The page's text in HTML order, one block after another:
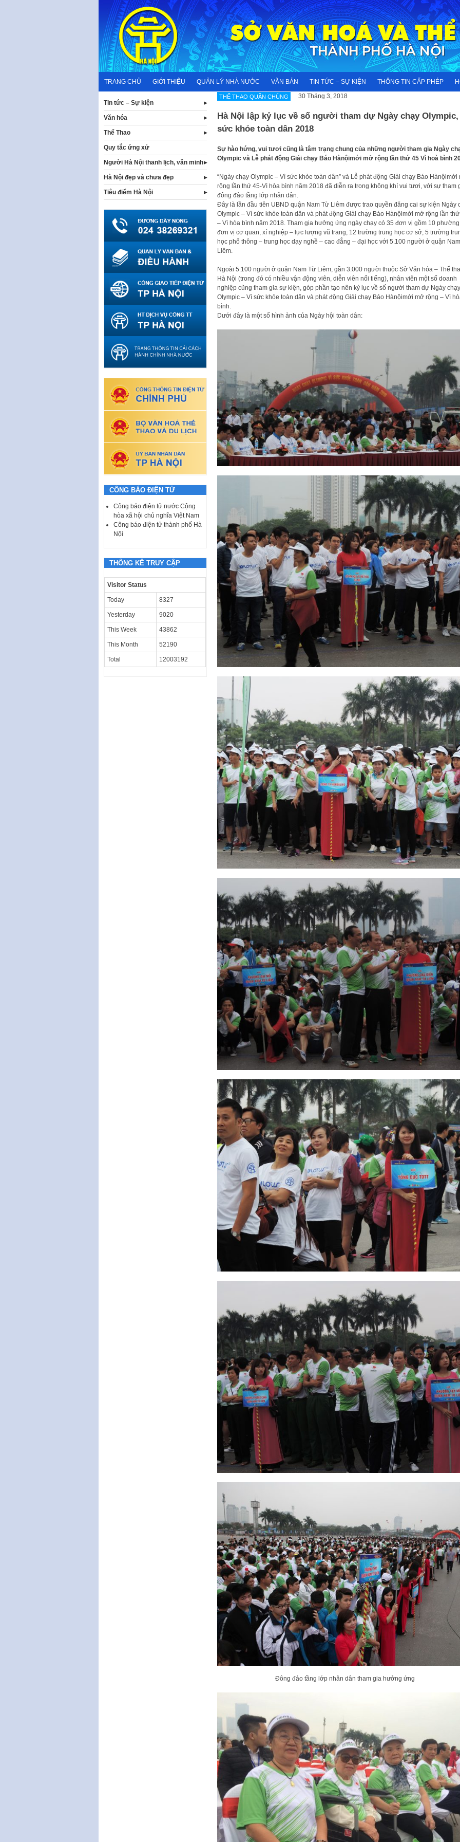
content
TRANG CHỦ GIỚI THIỆU QUẢN LÝ NHÀ NƯỚC VĂN BẢN TIN TỨC – SỰ KIỆN THÔNG TIN CẤP PHÉP
THỂ THAO QUẦN CHÚNG 30 Tháng 3, 2018
Hà Nội lập kỷ lục về số người tham dự Ngày chạy
sức khỏe toàn dân 2018
Sự hào hứng, vui tươi cũng là tâm trạng chung của những người tham gia Ngày
Olympic và Lễ phát động Giải chạy Báo Hànộimới mở rộng lần thứ 45 Vì hoà bình
“Ngày chạy Olympic – Vì sức khỏe toàn dân” và Lễ phát động Giải chạy Báo Hànộimới
rộng lần thứ 45-Vì hòa bình năm 2018 đã diễn ra trong không khí vui tươi, với sự tham
đông đảo tầng lớp nhân dân.
Đây là lần đầu tiên UBND quận Nam Từ Liêm được trao quyền đăng cai sự kiện Ngày
Olympic – Vì sức khỏe toàn dân và phát động Giải chạy Báo Hànộimới mở rộng lần
– Vì hòa bình năm 2018. Tham gia hưởng ứng ngày chạy có 35 đơn vị gồm 10
đơn vị cơ quan, xí nghiệp – lực lượng vũ trang, 12 trường trung học cơ sở, 5 trường
học phổ thông – trung học dạy nghề – cao đẳng – đại học với 5.100 người ở quận
Liêm.
Ngoài 5.100 người ở quận Nam Từ Liêm, gần 3.000 người thuộc Sở Văn hóa – Thể
Hà Nội (trong đó có nhiều vận động viên, diễn viên nổi tiếng), nhân viên một số doanh
nghiệp cũng tham gia sự kiện, góp phần tạo nên kỷ lục về số người tham dự Ngày chạy
Olympic – Vì sức khỏe toàn dân và phát động Giải chạy Báo Hànộimới mở rộng – Vì
bình.
Dưới đây là một số hình ảnh của Ngày hội toàn dân:
Đông đảo tầng lớp nhân dân tham gia hưởng ứng
Tin tức – Sự kiện
Văn hóa
Thể Thao
Quy tắc ứng xử
Người Hà Nội thanh lịch, văn minh
Hà Nội đẹp và chưa đẹp
Tiêu điểm Hà Nội
CÔNG BÁO ĐIỆN TỬ
Công báo điện tử nước Cộng
hòa xã hội chủ nghĩa Việt Nam
Công báo điện tử thành phố Hà
Nội
THỐNG KÊ TRUY CẬP
Visitor Status
Today 8327
Yesterday 9020
This Week 43862
This Month 52190
Total 12003192